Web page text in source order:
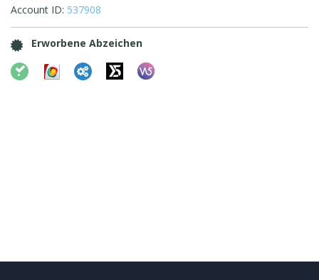
Account ID: 537908
Erworbene Abzeichen